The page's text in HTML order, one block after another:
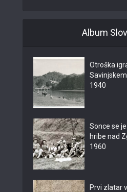
Album
Otroška
1940
Sonce se
hribe nad
1960
Prvi zlatar